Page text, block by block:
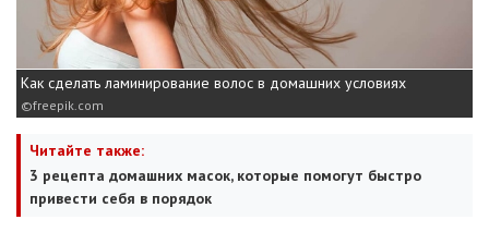
Как сделать ламинирование волос в домашних условиях
freepik.com
Читайте также:
3 рецепта домашних масок, которые помогут быстро
привести себя в порядок